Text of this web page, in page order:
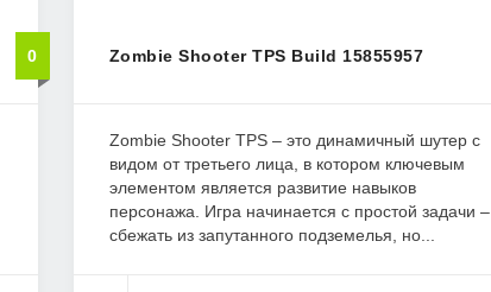
0 Zombie Shooter TPS Build 15855957
Zombie Shooter TPS – это динамичный шутер с
видом от третьего лица, в котором ключевым
элементом является развитие навыков
персонажа. Игра начинается с простой задачи –
сбежать из запутанного подземелья, но...